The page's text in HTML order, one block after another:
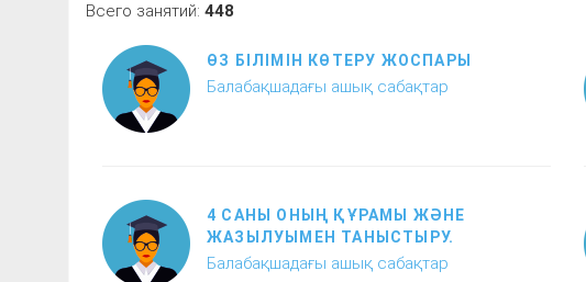
Всего занятий: 448
ӨЗ БІЛІМІН КӨТЕРУ ЖОСПАРЫ
Балабақшадағы ашық сабақтар
4 САНЫ ОНЫҢ ҚҰРАМЫ ЖӘНЕ
ЖАЗЫЛУЫМЕН ТАНЫСТЫРУ.
Балабақшадағы ашық сабақтар